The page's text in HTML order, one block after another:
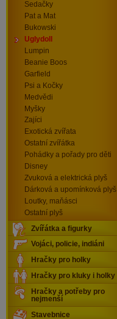
Sedačky
Pat a Mat
Bukowski
Uglydoll
Lumpin
Beanie Boos
Garfield
Psi a Kočky
Medvědi
Myšky
Zajíci
Exotická zvířata
Ostatní zvířátka
Pohádky a pořady pro děti
Disney
Zvuková a elektrická plyš
Dárková a upomínková plyš
Loutky, maňásci
Ostatní plyš
Zvířátka a figurky
Vojáci, policie, indiáni
Hračky pro holky
Hračky pro kluky i holky
Hračky a potřeby pro
nejmenší
Stavebnice